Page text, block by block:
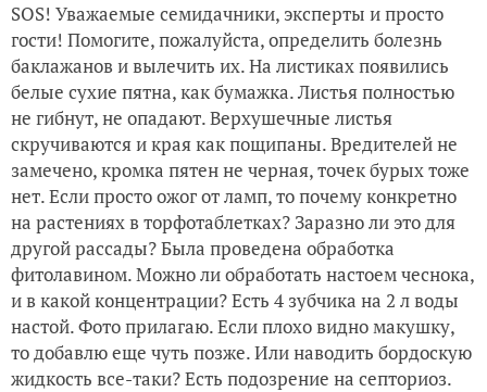
SOS! Уважаемые семидачники, эксперты и просто
гости! Помогите, пожалуйста, определить болезнь
баклажанов и вылечить их. На листиках появились
белые сухие пятна, как бумажка. Листья полностью
не гибнут, не опадают. Верхушечные листья
скручиваются и края как пощипаны. Вредителей не
замечено, кромка пятен не черная, точек бурых тоже
нет. Если просто ожог от ламп, то почему конкретно
на растениях в торфотаблетках? Заразно ли это для
другой рассады? Была проведена обработка
фитолавином. Можно ли обработать настоем чеснока,
и в какой концентрации? Есть 4 зубчика на 2 л воды
настой. Фото прилагаю. Если плохо видно макушку,
то добавлю еще чуть позже. Или наводить бордоскую
жидкость все-таки? Есть подозрение на септориоз.